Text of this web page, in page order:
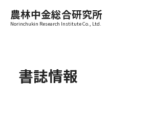
農林中金総合研究所
Norinchukin Research Institute Co., Ltd.
書誌情報